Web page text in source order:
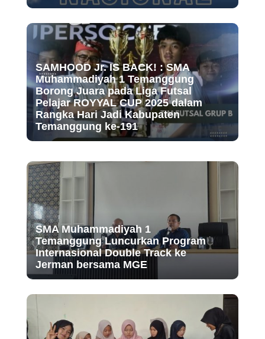
SAMHOOD Jr. IS BACK! : SMA
Muhammadiyah 1 Temanggung
Borong Juara pada Liga Futsal
Pelajar ROYYAL CUP 2025 dalam
Rangka Hari Jadi Kabupaten
Temanggung ke-191
SMA Muhammadiyah 1
Temanggung Luncurkan Program
Internasional Double Track ke
Jerman bersama MGE